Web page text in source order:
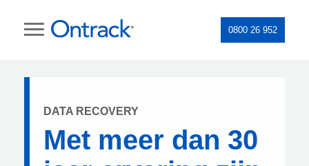
0800 26 952
DATA RECOVERY
Met meer dan 30